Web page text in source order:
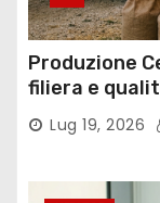
Produzione
filiera e
Lug 19, 2026